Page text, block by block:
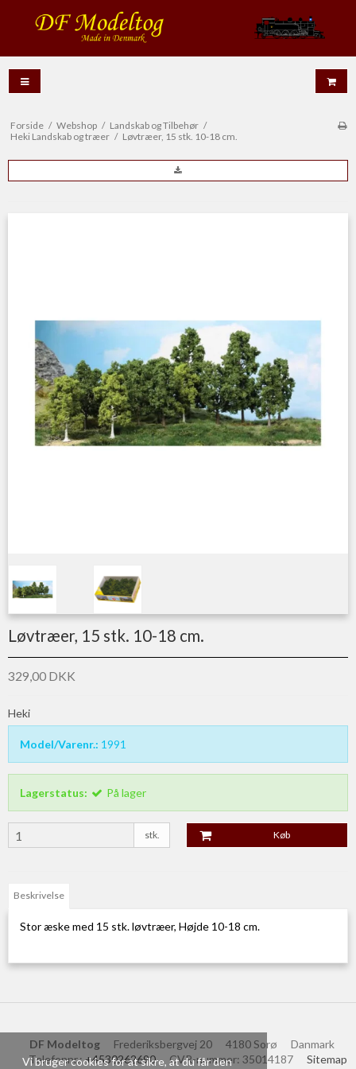
Vi bruger cookies for at sikre, at du får den
Forside / Webshop / Landskab og Tilbehør /
Heki Landskab og træer / Løvtræer, 15 stk. 10-18 cm.
Løvtræer, 15 stk. 10-18 cm.
329,00 DKK
Heki
Model/Varenr.: 1991
Lagerstatus: På lager
stk. Køb
Beskrivelse
Stor æske med 15 stk. løvtræer, Højde 10-18 cm.
DF Modeltog Frederiksbergvej 20 4180 Sorø
Danmark
Telefonnr.: +4530262690 CVR-nummer: 35014187 Sitemap